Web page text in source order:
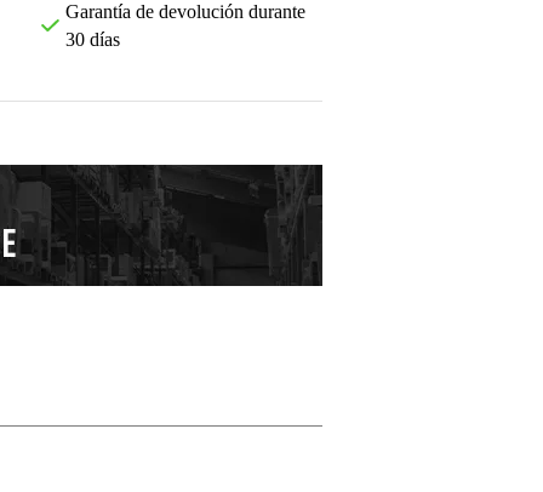
Garantía de devolución durante
30 días